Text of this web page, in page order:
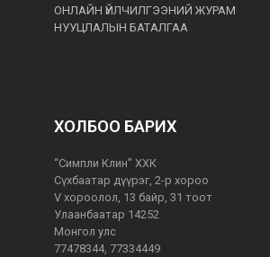
ОНЛАЙН ҮЙЛЧИЛГЭЭНИЙ ЖУРАМ
НУУЦЛАЛЫН БАТАЛГАА
ХОЛБОО БАРИХ
“Симпли Клин” ХХК
Сүхбаатар дүүрэг, 2-р хороо
V хороолол, 13 байр, 31 тоот
Улаанбаатар 14252
Монгол улс
77478344, 77334449